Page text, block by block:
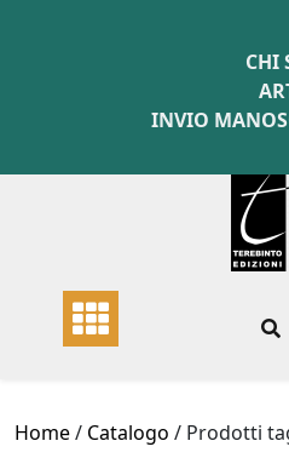
CHI
INVIO
Home/ Catalogo / Prodotti